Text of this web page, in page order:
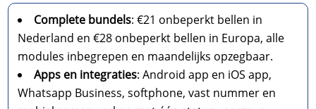
Complete bundels: €21 onbeperkt bellen in
Nederland en €28 onbeperkt bellen in Europa, alle
modules inbegrepen en maandelijks opzegbaar.​
Apps en integraties: Android app en iOS app,
Whatsapp Business, softphone, vast nummer en